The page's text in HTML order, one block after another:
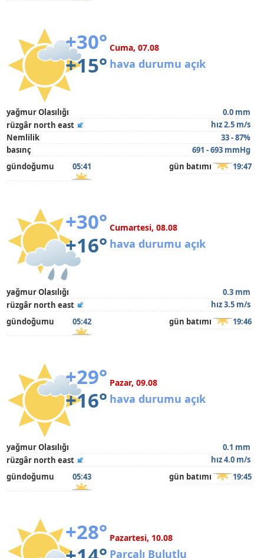
+30°
+15°
Cuma, 07.08
hava durumu açık
yağmur Olasılığı
0.0 mm
rüzgâr north east
hız 2.5 m/s
Nemlilik
33 - 87%
basınç
691 - 693 mmHg
gündoğumu
05:41 gün batımı 19:47
+30°
+16°
Cumartesi, 08.08
hava durumu açık
yağmur Olasılığı
0.3 mm
rüzgâr north east
hız 3.5 m/s
gündoğumu
05:42 gün batımı 19:46
+29°
+16°
Pazar, 09.08
hava durumu açık
yağmur Olasılığı
0.1 mm
rüzgâr north east
hız 4.0 m/s
gündoğumu
05:43 gün batımı 19:45
+28° Pazartesi, 10.08
Parçalı Bulutlu